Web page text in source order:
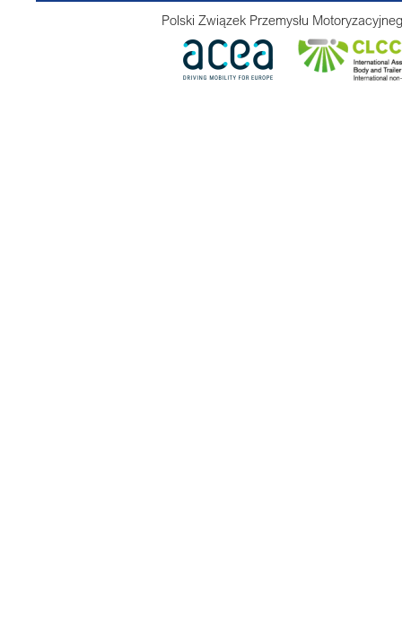
Polski Związek Przemysłu